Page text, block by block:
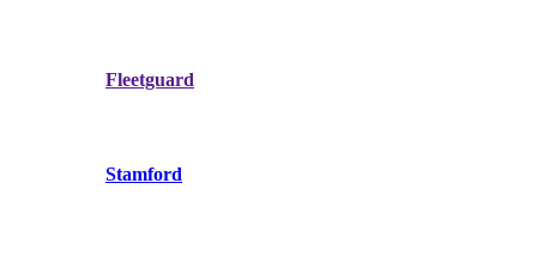
Fleetguard
Stamford